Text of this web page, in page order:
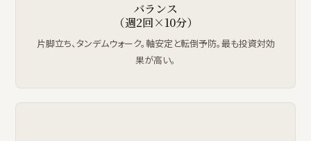
バランス
（週2回×10分）
片脚立ち、タンデムウォーク。軸安定と転倒予防。最も投資対効
果が高い。